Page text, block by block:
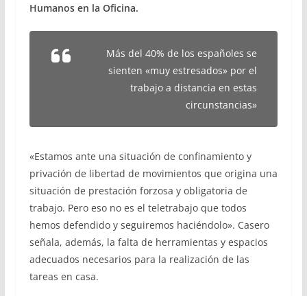
Humanos en la Oficina.
Más del 40% de los españoles se
sienten «muy estresados» por el
trabajo a distancia en estas
circunstancias»
«Estamos ante una situación de confinamiento y
privación de libertad de movimientos que origina una
situación de prestación forzosa y obligatoria de
trabajo. Pero eso no es el teletrabajo que todos
hemos defendido y seguiremos haciéndolo». Casero
señala, además, la falta de herramientas y espacios
adecuados necesarios para la realización de las
tareas en casa.